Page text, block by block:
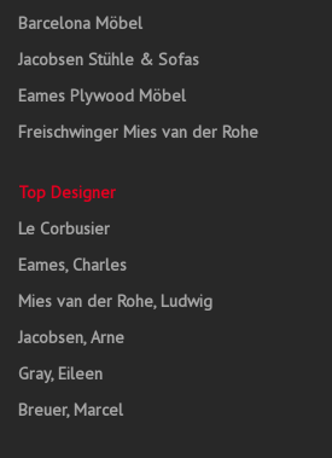
Barcelona Möbel
Jacobsen Stühle & Sofas
Eames Plywood Möbel
Freischwinger Mies van der Rohe
Top Designer
Le Corbusier
Eames, Charles
Mies van der Rohe, Ludwig
Jacobsen, Arne
Gray, Eileen
Breuer, Marcel